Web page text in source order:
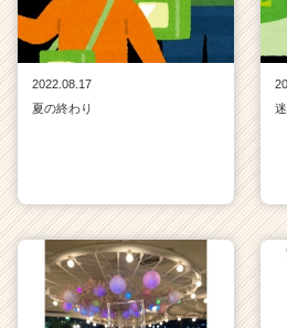
2022.08.17
夏の終わり